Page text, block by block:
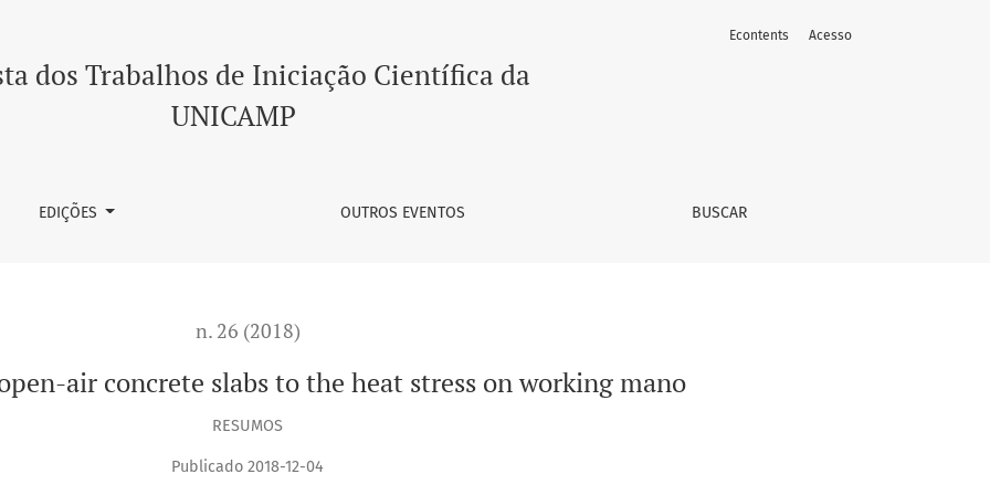
stress on working mano
dos Trabalhos de Iniciação Científica da
UNICAMP
EDIÇÕES OUTROS EVENTOS BUSCAR
Econtents Acesso
n. 26 (2018)
air concrete slabs to the heat stress on working mano
RESUMOS
Publicado 2018-12-04